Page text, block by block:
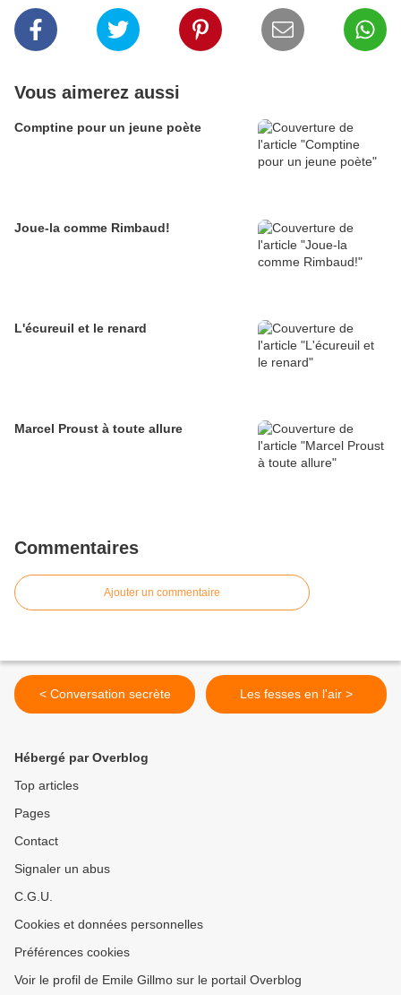
Vous aimerez aussi
Comptine pour un jeune poète
Joue-la comme Rimbaud!
L'écureuil et le renard
Marcel Proust à toute allure
Commentaires
Ajouter un commentaire
< Conversation secrète Les fesses en l'air >
Hébergé par Overblog
Top articles
Pages
Contact
Signaler un abus
C.G.U.
Cookies et données personnelles
Préférences cookies
Voir le profil de Emile Gillmo sur le portail Overblog